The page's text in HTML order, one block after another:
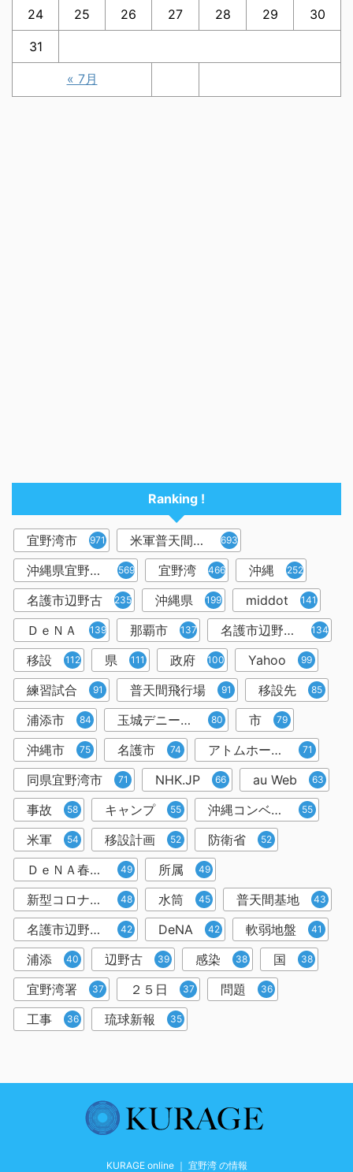
« 7月
24 25 26 27 28 29 30
31
Ranking !
宜野湾市 971 米軍普天間飛行場 693
沖縄県宜野湾市 569 宜野湾 466 沖縄 252
名護市辺野古 235 沖縄県 199 middot 141
ＤｅＮＡ 139 那覇市 137 名護市辺野古移設 134
移設 112 県 111 政府 100 Yahoo 99
練習試合 91 普天間飛行場 91 移設先 85
浦添市 84 玉城デニー知事 80 市 79
沖縄市 75 名護市 74 アトムホームスタジアム宜野湾 71
同県宜野湾市 71 NHK.JP 66 au Web 63
事故 58 キャンプ 55 沖縄コンベンションセンター 55
米軍 54 移設計画 52 防衛省 52
ＤｅＮＡ春季キャンプ 49 所属 49
新型コロナウイルス 48 水筒 45 普天間基地 43
名護市辺野古沿岸部 42 DeNA 42 軟弱地盤 41
浦添 40 辺野古 39 感染 38 国 38
宜野湾署 37 ２５日 37 問題 36
工事 36 琉球新報 35
KURAGE online ｜ 宜野湾 の情報